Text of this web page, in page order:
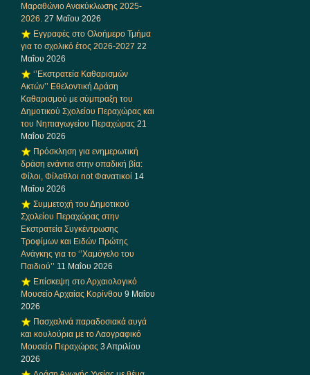
Μαραθώνιο Ανακύκλωσης 2025-
2026. 27 Μαΐου 2026
Εγγραφές στο Ολοήμερο Τμήμα
για το σχολικό έτος 2026-2027 22
Μαΐου 2026
‘’Εκστρατεία Καθαρισμών
Ακτών’’ Εθελοντική Δράση
Καθαρισμού με σύμπραξη του
Δημοτικού Σχολείου Περαχώρας και
του Νηπιαγωγείου Περαχώρας 21
Μαΐου 2026
Πρόσκληση για ενημερωτική
δράση ενάντια στην οπαδική βία:
Φίλοι, Φίλαθλοι not Φανατικοί 14
Μαΐου 2026
Συμμετοχή του Δημοτικού
Σχολείου Περαχώρας στην
Εκστρατεία Συγκέντρωσης
Τροφίμων και Ειδών Πρώτης
Ανάγκης για το ‘’Χαμόγελο του
Παιδιού’’ 11 Μαΐου 2026
Επίσκεψη στο Αρχαιολογικό
Μουσείο Αρχαίας Κορίνθου 9 Μαΐου
2026
Πασχαλινά παραδοσιακά αυγά
και κουλούρια με το Λαογραφικό
Μουσείο Περαχώρας 3 Απριλίου
2026